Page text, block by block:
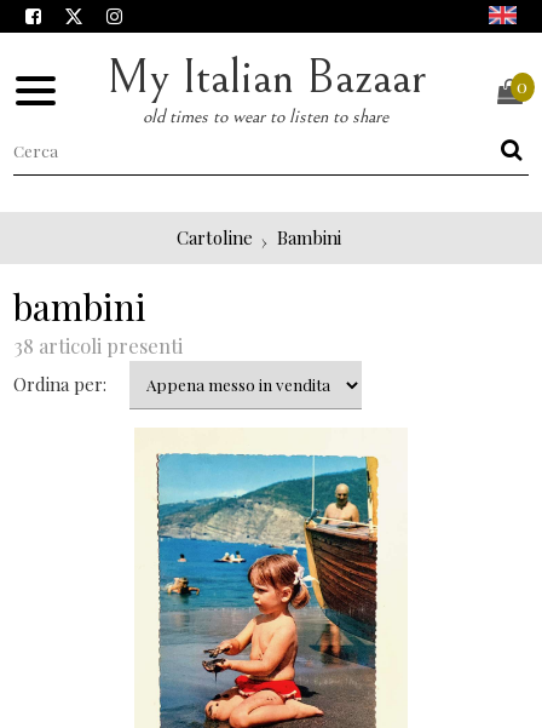
My Italian Bazaar
old times to wear to listen to share
0
Cartoline Bambini
bambini
38 articoli presenti
Ordina per: